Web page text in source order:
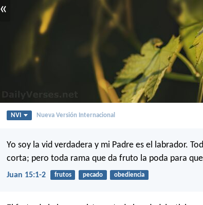
«
NVI Nueva Versión Internacional
Yo soy la vid verdadera y mi Padre es el labrador.
corta; pero toda rama que da fruto la poda para
Juan 15:1-2 frutos pecado obediencia